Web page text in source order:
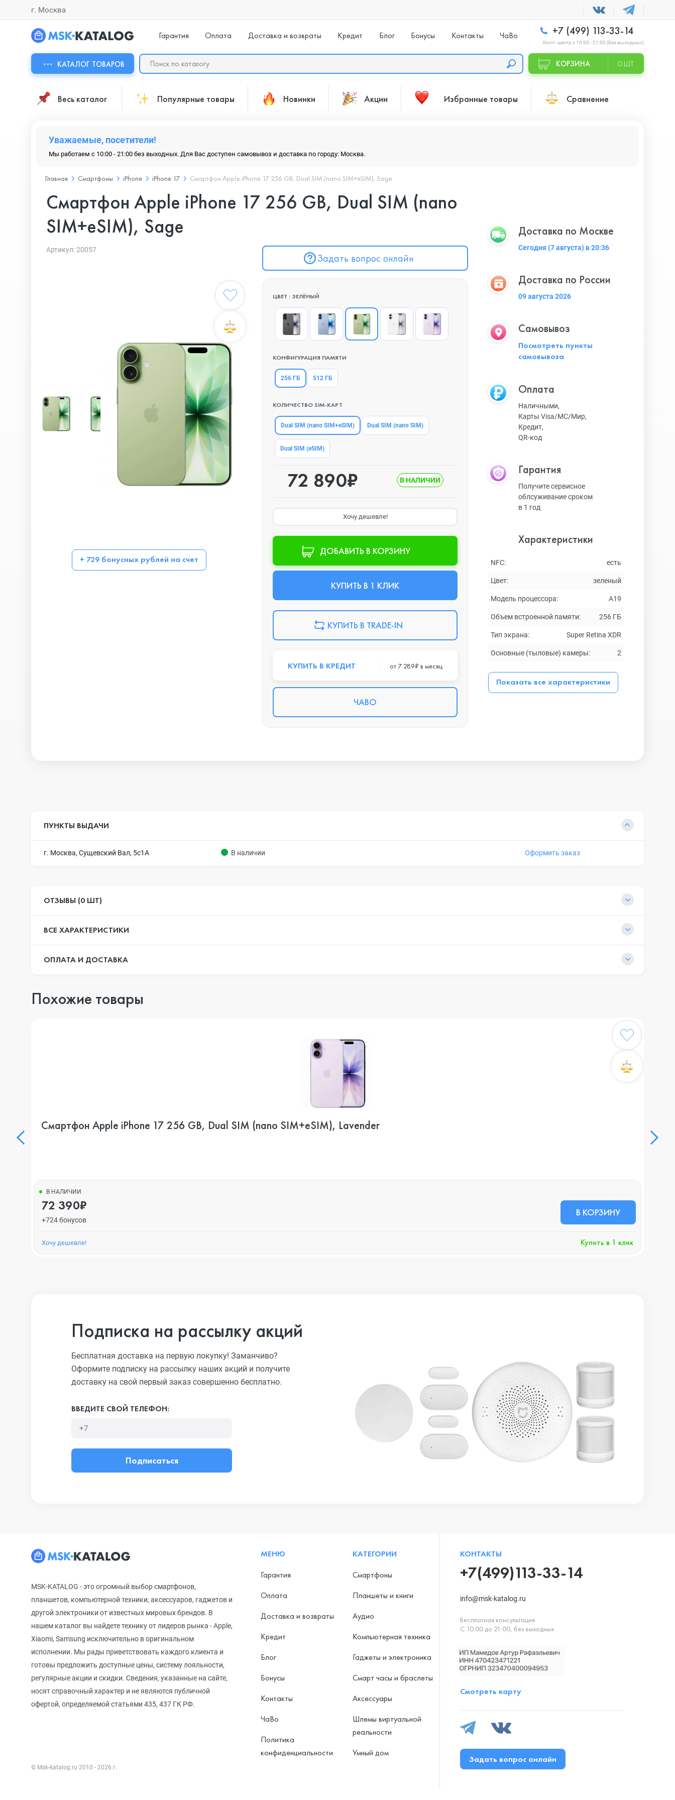
г. Москва
Гарантия Оплата Доставка и возвраты Кредит Блог Бонусы Контакты ЧаВо +7 (499) 113-33-14
Колл -центр с 10:00 - 21:00 (без выходных)
КАТАЛОГ ТОВАРОВ КОРЗИНА 0 ШТ
Весь каталог Популярные товары Новинки Акции Избранные товары Сравнение
Уважаемые, посетители!
Мы работаем с 10:00 - 21:00 без выходных. Для Вас доступен самовывоз и доставка по городу: Москва.
Главная Смартфоны iPhone iPhone 17 Смартфон Apple iPhone 17 256 GB, Dual SIM (nano SIM+eSIM), Sage
Смартфон Apple iPhone 17 256 GB, Dual SIM (nano
SIM+eSIM), Sage
Артикул: 20057
Задать вопрос онлайн
+ 729 бонусных рублей на счет
ЦВЕТ : ЗЕЛЁНЫЙ
КОНФИГУРАЦИЯ ПАМЯТИ
256 ГБ 512 ГБ
КОЛИЧЕСТВО SIM-КАРТ
Dual SIM (nano SIM+eSIM) Dual SIM (nano SIM)
Dual SIM (eSIM)
72 890₽ В НАЛИЧИИ
Хочу дешевле!
ДОБАВИТЬ В КОРЗИНУ
КУПИТЬ В 1 КЛИК
КУПИТЬ В TRADE-IN
КУПИТЬ В КРЕДИТ от 7 289₽ в месяц
ЧАВО
Доставка по Москве
Сегодня (7 августа) в 20:36
Доставка по России
09 августа 2026
Самовывоз
Посмотреть пункты
самовывоза
Оплата
Наличными,
Карты Visa/MC/Мир,
Кредит,
QR-код
Гарантия
Получите сервисное
облсуживание сроком
в 1 год
Характеристики
NFC: есть
Цвет: зеленый
Модель процессора: A19
Объем встроенной памяти: 256 ГБ
Тип экрана: Super Retina XDR
Основные (тыловые) камеры: 2
Показать все характеристики
ПУНКТЫ ВЫДАЧИ
г. Москва, Сущевский Вал, 5с1А В наличии Оформить заказ
ОТЗЫВЫ (0 ШТ)
ВСЕ ХАРАКТЕРИСТИКИ
ОПЛАТА И ДОСТАВКА
Похожие товары
Смартфон Apple iPhone 17 256 GB, Dual SIM (nano SIM+eSIM), Lavender
В НАЛИЧИИ
72 390₽
+724 бонусов
В КОРЗИНУ
Хочу дешевле! Купить в 1 клик
Подписка на рассылку акций
Бесплатная доставка на первую покупку! Заманчиво?
Оформите подписку на рассылку наших акций и получите
доставку на свой первый заказ совершенно бесплатно.
ВВЕДИТЕ СВОЙ ТЕЛЕФОН:
Подписаться
MSK-KATALOG - это огромный выбор смартфонов,
планшетов, компьютерной техники, аксессуаров, гаджетов и
другой электроники от известных мировых брендов. В
нашем каталог вы найдете технику от лидеров рынка - Apple,
Xiaomi, Samsung исключительно в оригинальном
исполнении. Мы рады приветствовать каждого клиента и
готовы предложить доступные цены, систему лояльности,
регулярные акции и скидки. Сведения, указанные на сайте,
носят справочный характер и не являются публичной
офертой, определяемой статьями 435, 437 ГК РФ.
© Msk-katalog.ru 2010 - 2026 г.
МЕНЮ
Гарантия
Оплата
Доставка и возвраты
Кредит
Блог
Бонусы
Контакты
ЧаВо
Политика
конфиденциальности
КАТЕГОРИИ
Смартфоны
Планшеты и книги
Аудио
Компьютерная техника
Гаджеты и электроника
Смарт часы и браслеты
Аксессуары
Шлемы виртуальной
реальности
Умный дом
КОНТАКТЫ
+7(499)113-33-14
info@msk-katalog.ru
Бесплатная консультация
С 10:00 до 21:00, без выходных
Смотреть карту
Задать вопрос онлайн